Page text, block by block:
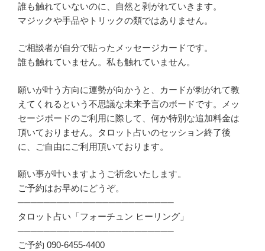
誰も触れていないのに、自然と剥がれていきます。
マジックや手品やトリックの類ではありません。
ご相談者が自分で貼ったメッセージカードです。
誰も触れていません。私も触れていません。
願いが叶う方向に運勢が向かうと、カードが剥がれて教
えてくれるという不思議な未来予言のボードです。メッ
セージボードのご利用に際して、何か特別な追加料金は
頂いておりません。タロット占いのセッション終了後
に、ご自由にご利用頂いております。
願い事が叶いますようご祈念いたします。
ご予約はお早めにどうぞ。
────────────────────────
タロット占い「フォーチュン ヒーリング」
────────────────────────
ご予約 090-6455-4400